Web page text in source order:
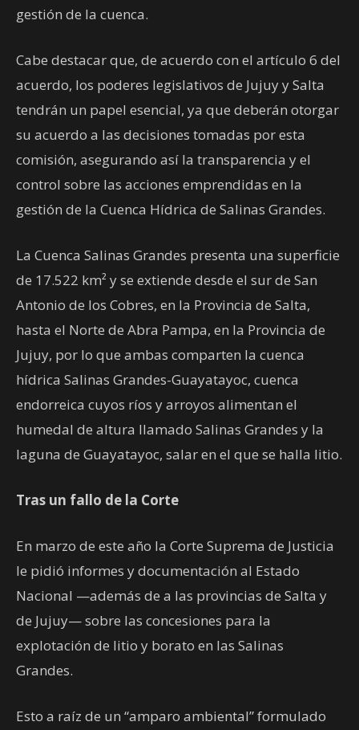
gestión de la cuenca.
Cabe destacar que, de acuerdo con el artículo 6 del
acuerdo, los poderes legislativos de Jujuy y Salta
tendrán un papel esencial, ya que deberán otorgar
su acuerdo a las decisiones tomadas por esta
comisión, asegurando así la transparencia y el
control sobre las acciones emprendidas en la
gestión de la Cuenca Hídrica de Salinas Grandes.
La Cuenca Salinas Grandes presenta una superficie
de 17.522 km² y se extiende desde el sur de San
Antonio de los Cobres, en la Provincia de Salta,
hasta el Norte de Abra Pampa, en la Provincia de
Jujuy, por lo que ambas comparten la cuenca
hídrica Salinas Grandes-Guayatayoc, cuenca
endorreica cuyos ríos y arroyos alimentan el
humedal de altura llamado Salinas Grandes y la
laguna de Guayatayoc, salar en el que se halla litio.
Tras un fallo de la Corte
En marzo de este año la Corte Suprema de Justicia
le pidió informes y documentación al Estado
Nacional —además de a las provincias de Salta y
de Jujuy— sobre las concesiones para la
explotación de litio y borato en las Salinas
Grandes.
Esto a raíz de un “amparo ambiental” formulado